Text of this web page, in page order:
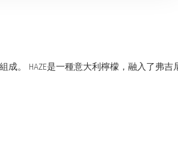
。 HAZE是一種意大利檸檬，融入了弗